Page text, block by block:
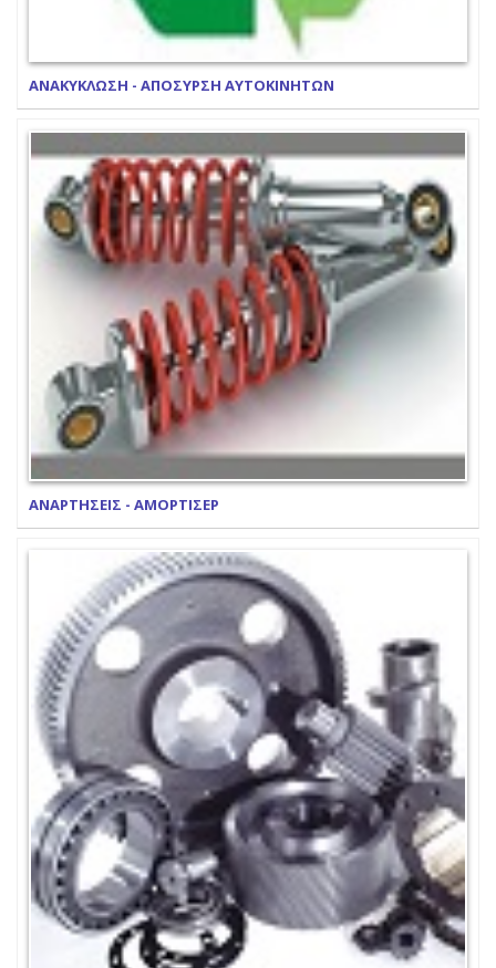
ΑΝΑΚΥΚΛΩΣΗ - ΑΠΟΣΥΡΣΗ ΑΥΤΟΚΙΝΗΤΩΝ
ΑΝΑΡΤΗΣΕΙΣ - ΑΜΟΡΤΙΣΕΡ